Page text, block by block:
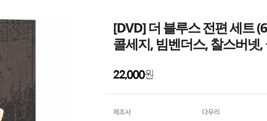
[DVD] 더 블루스 전편 세트
콜세지, 빔벤더스, 찰스버넷
22,000원
제조사
다우리